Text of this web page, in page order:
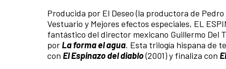
Producida por El Deseo (la productora de
Vestuario y Mejores efectos especiales, EL
fantástico del director mexicano Guillermo Del
porLa forma el agua. Esta trilogía hispana de
con El Espinazo del diablo(2001) y finaliza con